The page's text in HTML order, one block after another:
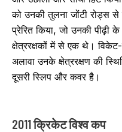
को उनकी तुलना जोंटी रोड्स
प्रेरित किया, जो उनकी पीढ़ी के
क्षेत्ररक्षकों में से एक थे।
अलावा उनके क्षेत्ररक्षण की
दूसरी स्लिप और कवर है।
2011 क्रिकेट विश्व कप